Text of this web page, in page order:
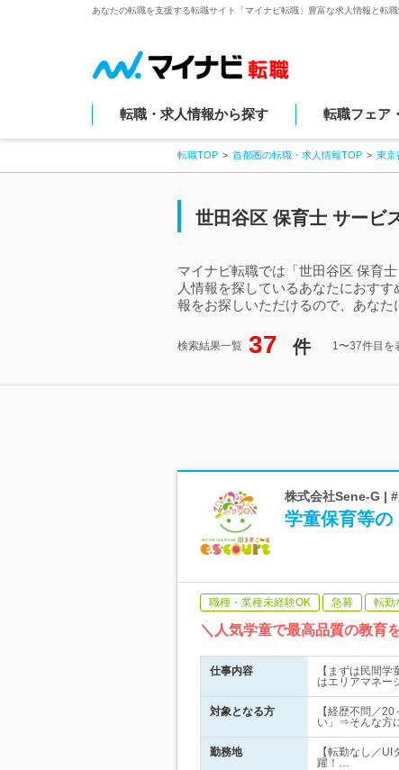
あなたの転職を支援する転職サイト「マイナビ転職」豊富な求人情報と転
転職・求人情報から探す 転職フェア
転職TOP 首都圏の転職・求人情報TOP 東京
世田谷区 保育士 サービ
マイナビ転職では「世田谷区 保育
人情報を探しているあなたにおす
報をお探しいただけるので、あな
検索結果一覧 37 件 1〜37件目を
株式会社Sene-G |
学童保育等
職種・業種未経験OK 急募 転勤
＼人気学童で最高品質の教育
仕事内容
【まずは民間
はエリアマネー
対象となる方
【経歴不問／
い」⇒そんな方
勤務地
【転勤なし／
躍！…